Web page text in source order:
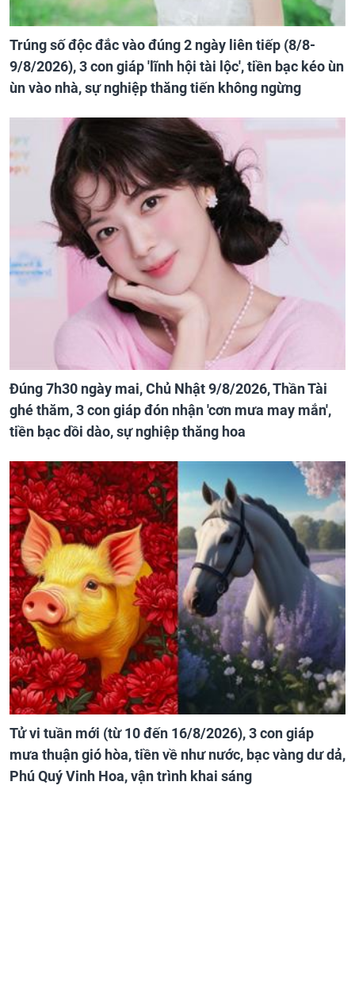
Trúng số độc đắc vào đúng 2 ngày liên tiếp (8/8-
9/8/2026), 3 con giáp 'lĩnh hội tài lộc', tiền bạc kéo ùn
ùn vào nhà, sự nghiệp thăng tiến không ngừng
Đúng 7h30 ngày mai, Chủ Nhật 9/8/2026, Thần Tài
ghé thăm, 3 con giáp đón nhận 'cơn mưa may mắn',
tiền bạc dồi dào, sự nghiệp thăng hoa
Tử vi tuần mới (từ 10 đến 16/8/2026), 3 con giáp
mưa thuận gió hòa, tiền về như nước, bạc vàng dư dả,
Phú Quý Vinh Hoa, vận trình khai sáng